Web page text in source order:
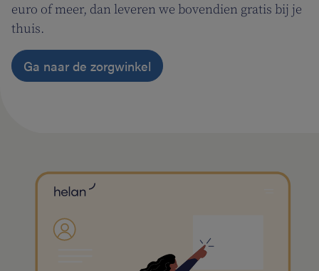
euro of meer, dan leveren we bovendien gratis bij je
thuis.
Ga naar de zorgwinkel